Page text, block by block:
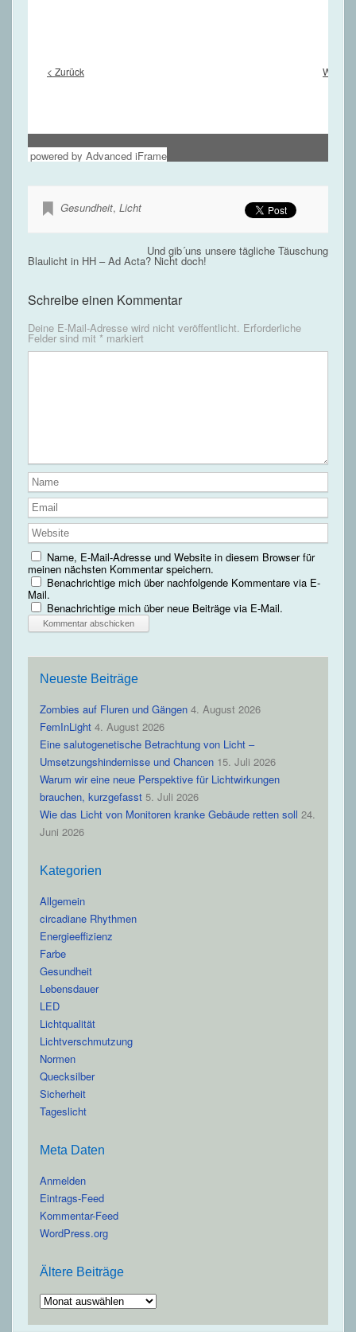
powered by Advanced iFrame
Gesundheit, Licht
Und gib´uns unsere tägliche Täuschung
Blaulicht in HH – Ad Acta? Nicht doch!
Schreibe einen Kommentar
Deine E-Mail-Adresse wird nicht veröffentlicht. Erforderliche
Felder sind mit *markiert
Name, E-Mail-Adresse und Website in diesem Browser für
meinen nächsten Kommentar speichern.
Benachrichtige mich über nachfolgende Kommentare via E-
Mail.
Benachrichtige mich über neue Beiträge via E-Mail.
Neueste Beiträge
Zombies auf Fluren und Gängen 4. August 2026
FemInLight 4. August 2026
Eine salutogenetische Betrachtung von Licht –
Umsetzungshindernisse und Chancen 15. Juli 2026
Warum wir eine neue Perspektive für Lichtwirkungen
brauchen, kurzgefasst 5. Juli 2026
Wie das Licht von Monitoren kranke Gebäude retten soll 24.
Juni 2026
Kategorien
Allgemein
circadiane Rhythmen
Energieeffizienz
Farbe
Gesundheit
Lebensdauer
LED
Lichtqualität
Lichtverschmutzung
Normen
Quecksilber
Sicherheit
Tageslicht
Meta Daten
Anmelden
Eintrags-Feed
Kommentar-Feed
WordPress.org
Ältere Beiträge
Ältere
Beiträge